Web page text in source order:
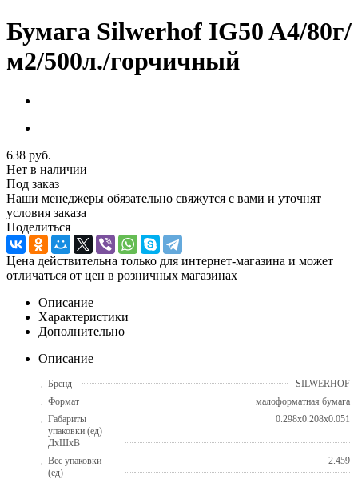
Бумага Silwerhof IG50 A4/80г/
м2/500л./горчичный
638 руб.
Нет в наличии
Под заказ
Наши менеджеры обязательно свяжутся с вами и уточнят
условия заказа
Поделиться
Цена действительна только для интернет-магазина и может
отличаться от цен в розничных магазинах
Описание
Характеристики
Дополнительно
Описание
Бренд
SILWERHOF
Формат
малоформатная бумага
Габариты
упаковки (ед)
ДхШхВ
0.298x0.208x0.051
Вес упаковки
(ед)
2.459